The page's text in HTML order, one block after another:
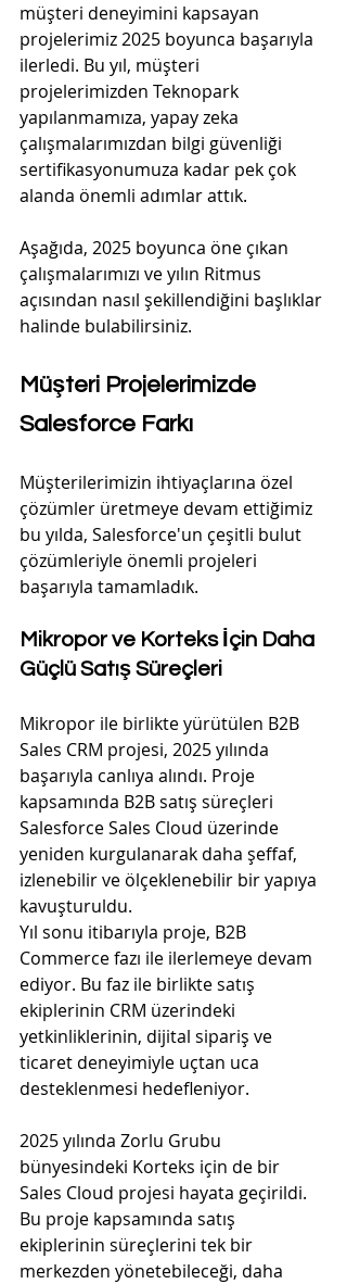
müşteri deneyimini kapsayan
projelerimiz 2025 boyunca başarıyla
ilerledi. Bu yıl, müşteri
projelerimizden Teknopark
yapılanmamıza, yapay zeka
çalışmalarımızdan bilgi güvenliği
sertifikasyonumuza kadar pek çok
alanda önemli adımlar attık.
Aşağıda, 2025 boyunca öne çıkan
çalışmalarımızı ve yılın Ritmus
açısından nasıl şekillendiğini başlıklar
halinde bulabilirsiniz.
Müşteri Projelerimizde
Salesforce Farkı
Müşterilerimizin ihtiyaçlarına özel
çözümler üretmeye devam ettiğimiz
bu yılda, Salesforce'un çeşitli bulut
çözümleriyle önemli projeleri
başarıyla tamamladık.
Mikropor ve Korteks İçin Daha
Güçlü Satış Süreçleri
Mikropor ile birlikte yürütülen B2B
Sales CRM projesi, 2025 yılında
başarıyla canlıya alındı. Proje
kapsamında B2B satış süreçleri
Salesforce Sales Cloud üzerinde
yeniden kurgulanarak daha şeffaf,
izlenebilir ve ölçeklenebilir bir yapıya
kavuşturuldu.
Yıl sonu itibarıyla proje, B2B
Commerce fazı ile ilerlemeye devam
ediyor. Bu faz ile birlikte satış
ekiplerinin CRM üzerindeki
yetkinliklerinin, dijital sipariş ve
ticaret deneyimiyle uçtan uca
desteklenmesi hedefleniyor.
2025 yılında Zorlu Grubu
bünyesindeki Korteks için de bir
Sales Cloud projesi hayata geçirildi.
Bu proje kapsamında satış
ekiplerinin süreçlerini tek bir
merkezden yönetebileceği, daha